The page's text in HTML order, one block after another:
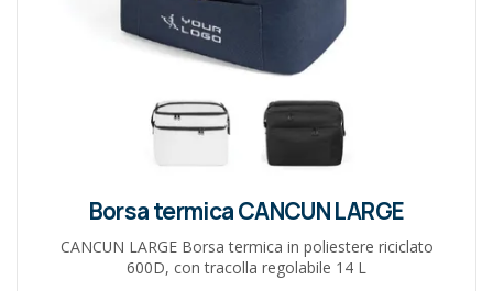
Borsa termica CANCUN LARGE
CANCUN LARGE Borsa termica in poliestere riciclato
600D, con tracolla regolabile 14 L